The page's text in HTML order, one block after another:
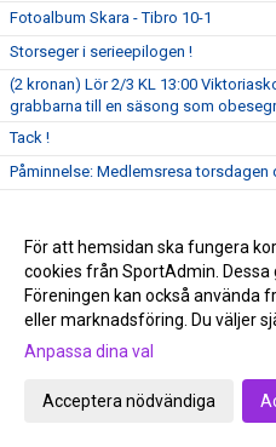
Fotoalbum Skara - Tibro 10-1
Storseger i serieepilogen !
(2 kronan) Lör 2/3 KL 13:00
grabbarna till en säsong som
Tack !
Påminnelse: Medlemsresa torsdagen
Håller sviten? Kom och stötta oss!
Skara IBK seriesegrare 2018/19 !
Bilder från matchen där seriesegern
Derby imorgon och chans att avgöra
KOM OCH STÖTTA OSS TILL
Storseger borta mot Hjälmared
För att hemsidan ska fungera
cookies från SportAdmin. Dessa
Föreningen kan också använda
eller marknadsföring. Du väljer
Anpassa dina val
Acceptera nödvändiga